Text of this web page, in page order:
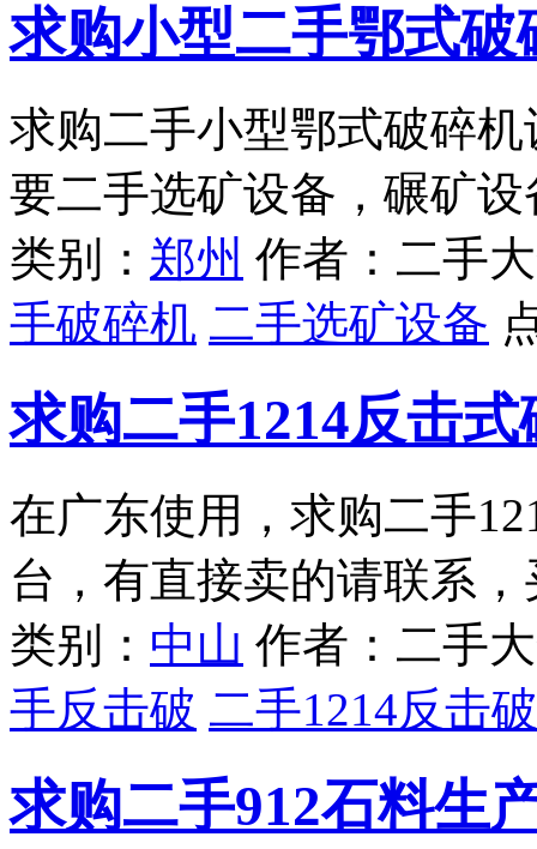
求购小型二手鄂式
求购二手小型鄂式破碎
要二手选矿设备，碾矿设
类别： 郑州 作者：二手
手破碎机 二手选矿设备
求购二手1214反击
在广东使用，求购二手
台，有直接卖的请联系
类别： 中山 作者：二手
手反击破 二手1214反击破
求购二手912石料生